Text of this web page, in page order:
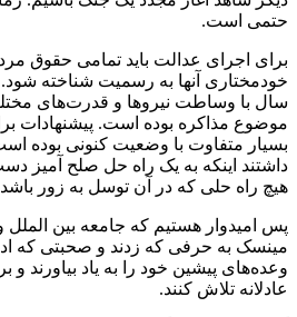
حتمی است.
برای اجرای عدالت باید تمامی حقوق
سال با وساطت نیروها و قدرت‌های
موضوع مذاکره بوده است. پیشنهادات
بسیار متفاوت با وضعیت کنونی بوده
داشتند اینکه به یک راه حل صلح آمیز دست
هیچ راه حلی که در آن توسل به زور
پس امیدوار هستیم که جامعه بین
مینسک به حرفی که زدند و صحبتی که ادا
وعده‌های پیشین خود را به یاد بیاورند و
عادلانه تلاش کنند.